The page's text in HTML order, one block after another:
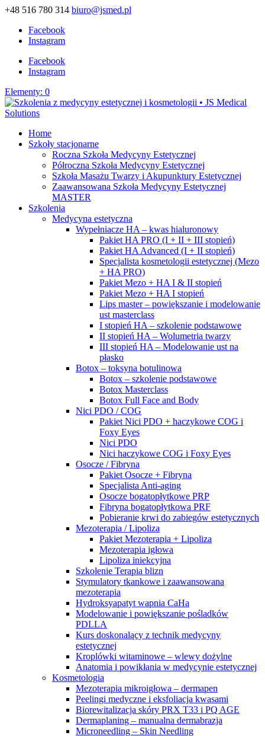
+48 516 780 314 biuro@jsmed.pl
Facebook
Instagram
Facebook
Instagram
Elementy: 0
Home
Szkoły stacjonarne
Roczna Szkoła Medycyny Estetycznej
Półroczna Szkoła Medycyny Estetycznej
Szkoła Masażu Twarzy i Akupunktury Estetycznej
Zaawansowana Szkoła Medycyny Estetycznej
MASTER
Szkolenia
Medycyna estetyczna
Wypełniacze HA – kwas hialuronowy
Pakiet HA PRO (I + II + III stopień)
Pakiet HA Advanced (I + II stopień)
Specjalista kosmetologii estetycznej (Mezo
+ HA PRO)
Pakiet Mezo + HA I & II stopień
Pakiet Mezo + HA I stopień
Lips master – powiększanie i modelowanie
ust masterclass
I stopień HA – szkolenie podstawowe
II stopień HA – Wolumetria twarzy
III stopień HA – Modelowanie ust na
płasko
Botox – toksyna botulinowa
Botox – szkolenie podstawowe
Botox Masterclass
Botox Full Face and Body
Nici PDO / COG
Pakiet Nici PDO + haczykowe COG i
Foxy Eyes
Nici PDO
Nici haczykowe COG i Foxy Eyes
Osocze / Fibryna
Pakiet Osocze + Fibryna
Specjalista Anti-aging
Osocze bogatopłytkowe PRP
Fibryna bogatopłytkowa PRF
Pobieranie krwi do zabiegów estetycznych
Mezoterapia / Lipoliza
Pakiet Mezoterapia + Lipoliza
Mezoterapia igłowa
Lipoliza iniekcyjna
Szkolenie Terapia blizn
Stymulatory tkankowe i zaawansowana
mezoterapia
Hydroksyapatyt wapnia CaHa
Modelowanie i powiększanie pośladków
PDLLA
Kurs doskonalący z technik medycyny
estetycznej
Kroplówki witaminowe – wlewy dożylne
Anatomia i powikłania w medycynie estetycznej
Kosmetologia
Mezoterapia mikroigłowa – dermapen
Peelingi medyczne i eksfoliacja kwasami
Biorewitalizacja skóry PRX T33 i PQ AGE
Dermaplaning – manualna dermabrazja
Microneedling – Skin Needling